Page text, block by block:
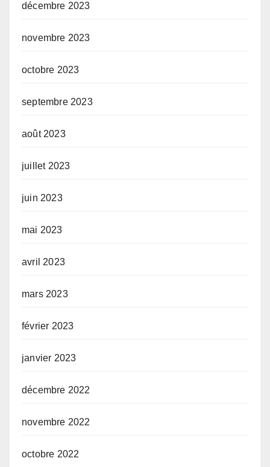
décembre 2023
novembre 2023
octobre 2023
septembre 2023
août 2023
juillet 2023
juin 2023
mai 2023
avril 2023
mars 2023
février 2023
janvier 2023
décembre 2022
novembre 2022
octobre 2022